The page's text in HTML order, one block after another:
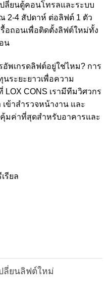
ลี่ยนตู้คอนโทรลและระบบ
2-4 สัปดาห์ ต่อลิฟต์ 1 ตัว
อถอนเพื่อติดตั้งลิฟต์ใหม่ทั้ง
น
พเกรดลิฟต์อยู่ใช่ไหม? การ
ระยะยาวเพื่อความ
CONS เรามีทีมวิศวกร
ข้าสำรวจหน้างาน และ
มค่าที่สุดสำหรับอาคารและ
รียล
ลี่ยนลิฟต์ใหม่